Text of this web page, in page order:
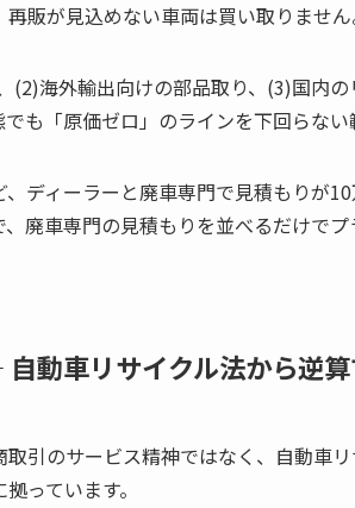
販が見込めない車両は買い取りません
(2)海外輸出向けの部品取り、(3)国内
も「原価ゼロ」のラインを下回らな
、ディーラーと廃車専門で見積もりが
廃車専門の見積もりを並べるだけでプ
動車リサイクル法から逆
取引のサービス精神ではなく、自動車
っています。